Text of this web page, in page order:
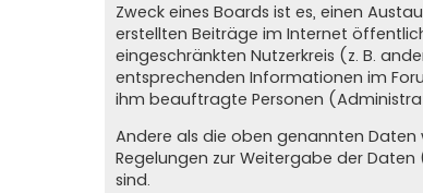
Zweck eines Boards ist es, einen
erstellten Beiträge im Internet
eingeschränkten Nutzerkreis (z. B.
entsprechenden Informationen im
ihm beauftragte Personen
Andere als die oben genannten
Regelungen zur Weitergabe der
sind.